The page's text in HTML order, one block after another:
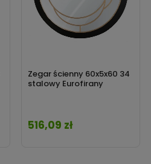
Zegar ścienny 60x5x60 34
stalowy Eurofirany
Cena
516,09 zł